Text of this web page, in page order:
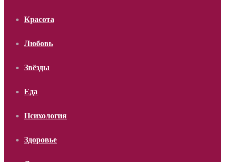
Красота
Любовь
Звёзды
Еда
Психология
Здоровье